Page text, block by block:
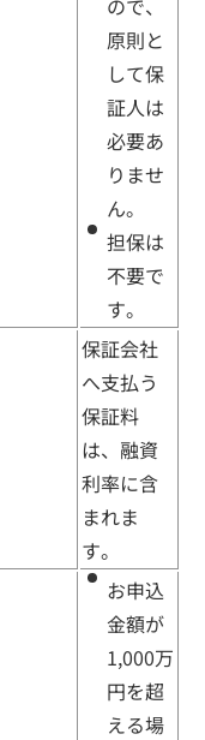
原則と
して保
証人は
必要あ
りませ
ん。
担保は
不要で
す。
保証会社
へ支払う
保証料
は、融資
利率に含
まれま
す。
お申込
金額が
1,000万
円を超
える場